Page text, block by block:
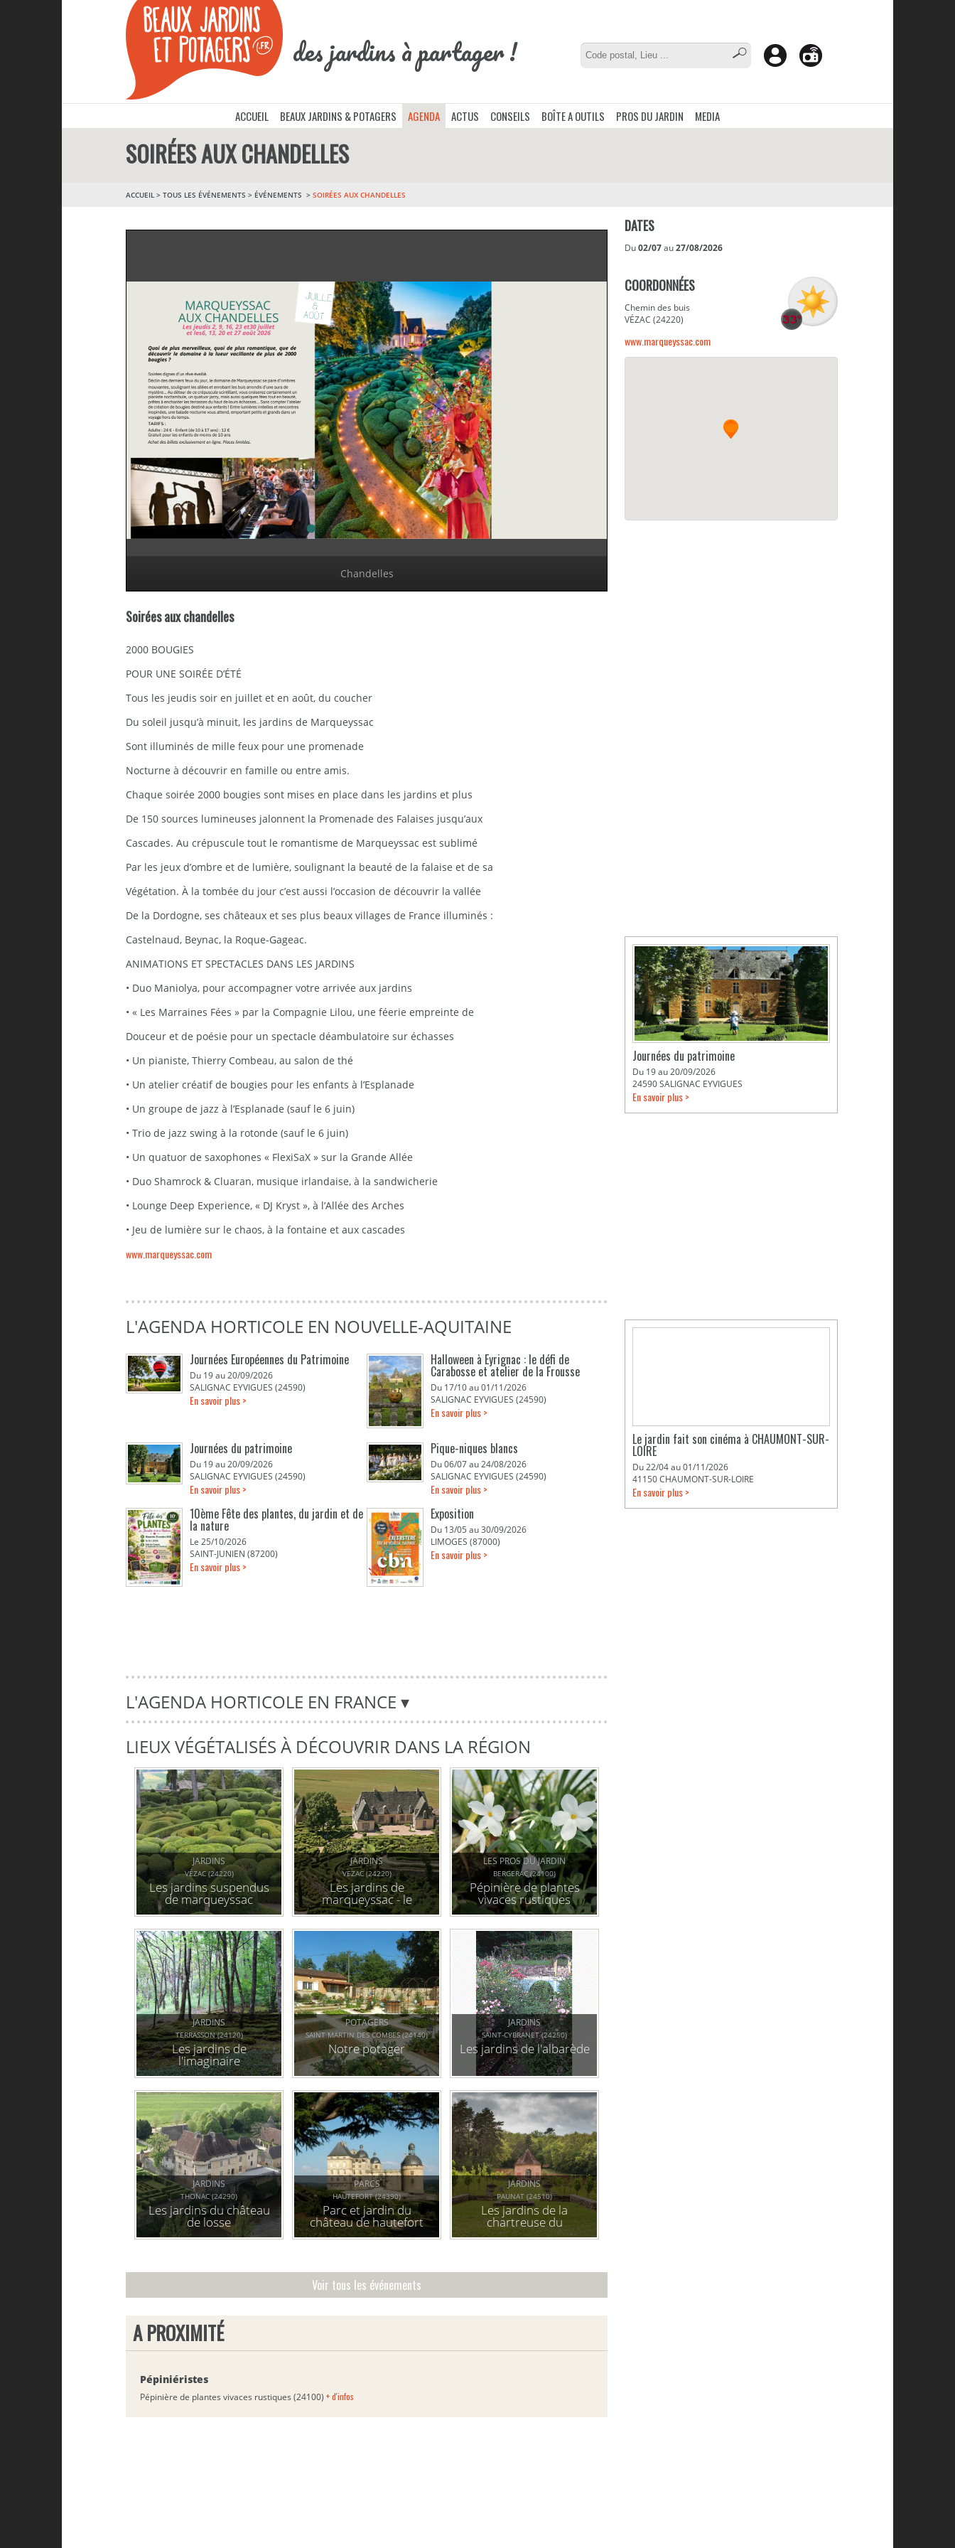
des jardins à partager !
ACCUEIL BEAUX JARDINS & POTAGERS AGENDA ACTUS CONSEILS BOÎTE A OUTILS PROS DU JARDIN MEDIA
SOIRÉES AUX CHANDELLES
ACCUEIL > TOUS LES ÉVÉNEMENTS > ÉVÉNEMENTS SOIRÉES AUX CHANDELLES
Chandelles
Soirées aux chandelles
2000 BOUGIES
POUR UNE SOIRÉE D’ÉTÉ
Tous les jeudis soir en juillet et en août, du coucher
Du soleil jusqu’à minuit, les jardins de Marqueyssac
Sont illuminés de mille feux pour une promenade
Nocturne à découvrir en famille ou entre amis.
Chaque soirée 2000 bougies sont mises en place dans les jardins et plus
De 150 sources lumineuses jalonnent la Promenade des Falaises jusqu’aux
Cascades. Au crépuscule tout le romantisme de Marqueyssac est sublimé
Par les jeux d’ombre et de lumière, soulignant la beauté de la falaise et de sa
Végétation. À la tombée du jour c’est aussi l’occasion de découvrir la vallée
De la Dordogne, ses châteaux et ses plus beaux villages de France illuminés :
Castelnaud, Beynac, la Roque-Gageac.
ANIMATIONS ET SPECTACLES DANS LES JARDINS
• Duo Maniolya, pour accompagner votre arrivée aux jardins
• « Les Marraines Fées » par la Compagnie Lilou, une féerie empreinte de
Douceur et de poésie pour un spectacle déambulatoire sur échasses
• Un pianiste, Thierry Combeau, au salon de thé
• Un atelier créatif de bougies pour les enfants à l’Esplanade
• Un groupe de jazz à l’Esplanade (sauf le 6 juin)
• Trio de jazz swing à la rotonde (sauf le 6 juin)
• Un quatuor de saxophones « FlexiSaX » sur la Grande Allée
• Duo Shamrock & Cluaran, musique irlandaise, à la sandwicherie
• Lounge Deep Experience, « DJ Kryst », à l’Allée des Arches
• Jeu de lumière sur le chaos, à la fontaine et aux cascades
www.marqueyssac.com
DATES
Du02/07au27/08/2026
COORDONNÉES
Chemin des buis
VÉZAC (24220)
www.marqueyssac.com
L'AGENDA HORTICOLE EN NOUVELLE-AQUITAINE
Journées Européennes du Patrimoine
Du 19 au 20/09/2026
SALIGNAC EYVIGUES (24590)
En savoir plus >
Halloween à Eyrignac : le défi de
Carabosse et atelier de la Frousse
Du 17/10 au 01/11/2026
SALIGNAC EYVIGUES (24590)
En savoir plus >
Journées du patrimoine
Du 19 au 20/09/2026
SALIGNAC EYVIGUES (24590)
En savoir plus >
Pique-niques blancs
Du 06/07 au 24/08/2026
SALIGNAC EYVIGUES (24590)
En savoir plus >
10ème Fête des plantes, du jardin et de
la nature
Le 25/10/2026
SAINT-JUNIEN (87200)
En savoir plus >
Exposition
Du 13/05 au 30/09/2026
LIMOGES (87000)
En savoir plus >
L'AGENDA HORTICOLE EN FRANCE ▾
LIEUX VÉGÉTALISÉS À DÉCOUVRIR DANS LA RÉGION
JARDINS
VÉZAC (24220)
Les jardins suspendus
de marqueyssac
JARDINS
VEZAC (24220)
Les jardins de
marqueyssac - le
belvédère de la
LES PROS DU JARDIN
BERGERAC (24100)
Pépinière de plantes
vivaces rustiques
JARDINS
TERRASSON (24120)
Les jardins de
l'imaginaire
POTAGERS
SAINT MARTIN DES COMBES (24140)
Notre potager
JARDINS
SAINT-CYBRANET (24250)
Les jardins de l'albarède
JARDINS
THONAC (24290)
Les jardins du château
de losse
PARCS
HAUTEFORT (24390)
Parc et jardin du
château de hautefort
JARDINS
PAUNAT (24510)
Les jardins de la
chartreuse du
colombier
Voir tous les événements
A PROXIMITÉ
Pépiniéristes
Pépinière de plantes vivaces rustiques (24100) + d'infos
Journées du patrimoine
Du 19 au 20/09/2026
24590 SALIGNAC EYVIGUES
En savoir plus >
Le jardin fait son cinéma à CHAUMONT-SUR-
LOIRE
Du 22/04 au 01/11/2026
41150 CHAUMONT-SUR-LOIRE
En savoir plus >